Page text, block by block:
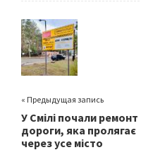
o
o
k
er
« Предыдущая запись
У Смілі почали ремонт
дороги, яка пролягає
через усе місто